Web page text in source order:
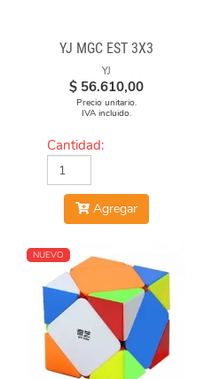
YJ MGC EST 3X3
YJ
$ 56.610,00
Precio unitario.
IVA incluido.
Cantidad:
Agregar
NUEVO